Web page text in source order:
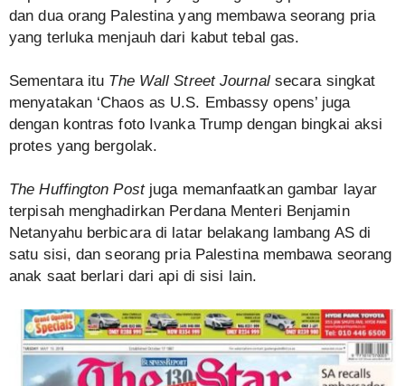
dan dua orang Palestina yang membawa seorang pria
yang terluka menjauh dari kabut tebal gas.
Sementara itu The Wall Street Journalsecara singkat
menyatakan ‘Chaos as U.S. Embassy opens’ juga
dengan kontras foto Ivanka Trump dengan bingkai aksi
protes yang bergolak.
The Huffington Postjuga memanfaatkan gambar layar
terpisah menghadirkan Perdana Menteri Benjamin
Netanyahu berbicara di latar belakang lambang AS di
satu sisi, dan seorang pria Palestina membawa seorang
anak saat berlari dari api di sisi lain.